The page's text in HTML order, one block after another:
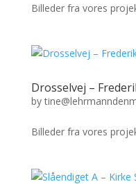
Billeder fra vores
Drosselvej –
by
Billeder fra vores